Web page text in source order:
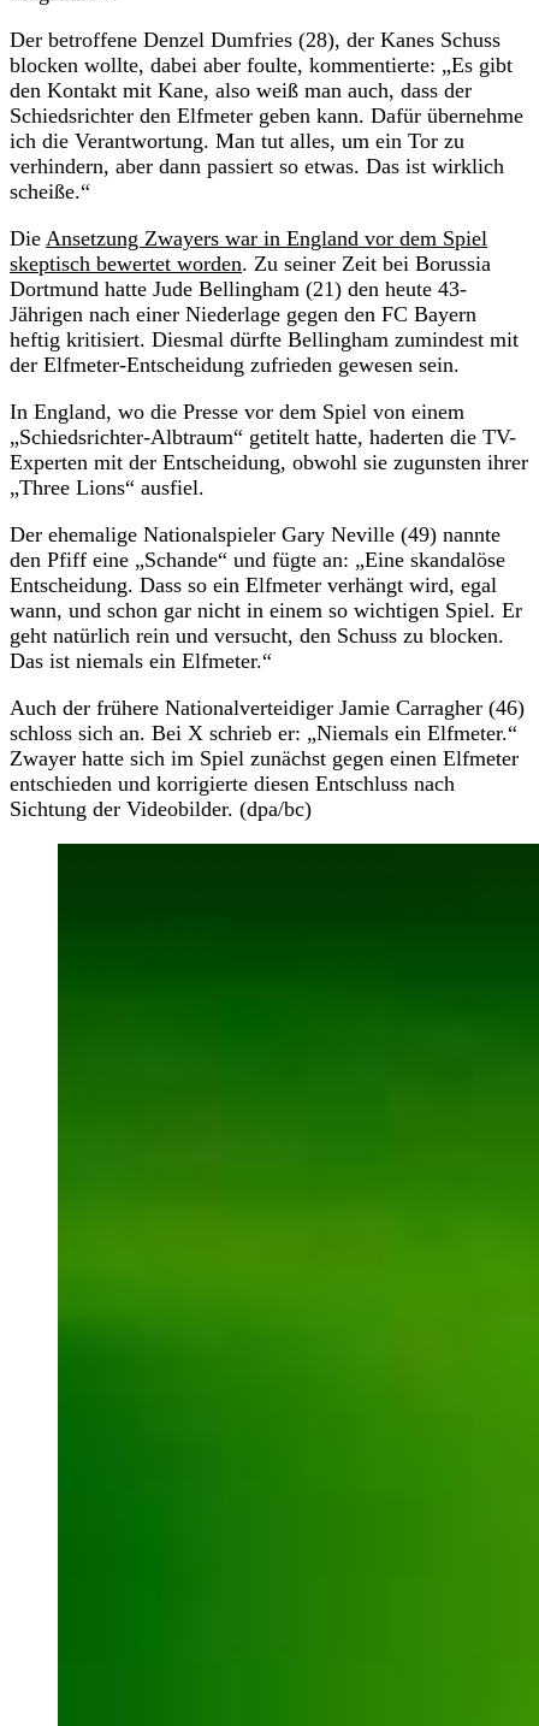
Der betroffene Denzel Dumfries (28), der Kanes Schuss
blocken wollte, dabei aber foulte, kommentierte: „Es gibt
den Kontakt mit Kane, also weiß man auch, dass der
Schiedsrichter den Elfmeter geben kann. Dafür übernehme
ich die Verantwortung. Man tut alles, um ein Tor zu
verhindern, aber dann passiert so etwas. Das ist wirklich
scheiße.“
Die Ansetzung Zwayers war in England vor dem Spiel
skeptisch bewertet worden. Zu seiner Zeit bei Borussia
Dortmund hatte Jude Bellingham (21) den heute 43-
Jährigen nach einer Niederlage gegen den FC Bayern
heftig kritisiert. Diesmal dürfte Bellingham zumindest mit
der Elfmeter-Entscheidung zufrieden gewesen sein.
In England, wo die Presse vor dem Spiel von einem
„Schiedsrichter-Albtraum“ getitelt hatte, haderten die TV-
Experten mit der Entscheidung, obwohl sie zugunsten ihrer
„Three Lions“ ausfiel.
Der ehemalige Nationalspieler Gary Neville (49) nannte
den Pfiff eine „Schande“ und fügte an: „Eine skandalöse
Entscheidung. Dass so ein Elfmeter verhängt wird, egal
wann, und schon gar nicht in einem so wichtigen Spiel. Er
geht natürlich rein und versucht, den Schuss zu blocken.
Das ist niemals ein Elfmeter.“
Auch der frühere Nationalverteidiger Jamie Carragher (46)
schloss sich an. Bei X schrieb er: „Niemals ein Elfmeter.“
Zwayer hatte sich im Spiel zunächst gegen einen Elfmeter
entschieden und korrigierte diesen Entschluss nach
Sichtung der Videobilder. (dpa/bc)